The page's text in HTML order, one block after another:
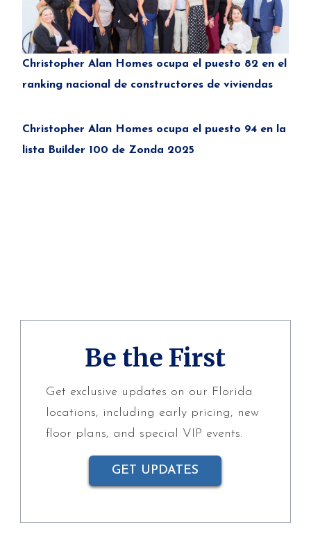
Christopher Alan Homes ocupa el puesto 82 en el
ranking nacional de constructores de viviendas
Christopher Alan Homes ocupa el puesto 94 en la
lista Builder 100 de Zonda 2025
Be the First
Get exclusive updates on our Florida
locations, including early pricing, new
floor plans, and special VIP events.
GET UPDATES